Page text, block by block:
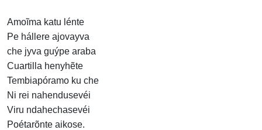
Amoĩma katu lénte
Pe hállere ajovayva
che jyva guýpe araba
Cuartilla henyhẽte
Tembiapóramo ku che
Ni rei nahendusevéi
Viru ndahechasevéi
Poétarõnte aikose.